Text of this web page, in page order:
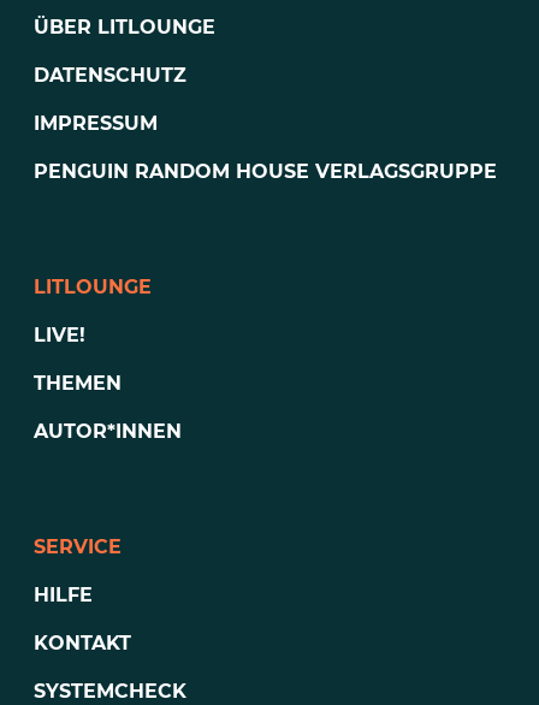
ÜBER LITLOUNGE
DATENSCHUTZ
IMPRESSUM
PENGUIN RANDOM HOUSE VERLAGSGRUPPE
LITLOUNGE
LIVE!
THEMEN
AUTOR*INNEN
SERVICE
HILFE
KONTAKT
SYSTEMCHECK